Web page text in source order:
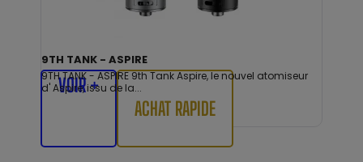
9TH TANK - ASPIRE
9TH TANK - ASPIRE 9th Tank Aspire, le nouvel atomiseur
d' Aspire, issu de la...
VOIR +
ACHAT RAPIDE